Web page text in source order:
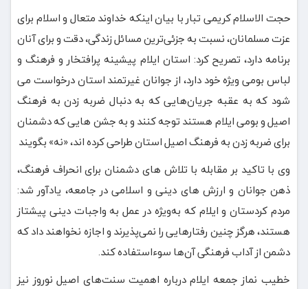
حجت الاسلام کریمی تبار با بیان اینکه خداوند متعال و اسلام برای
عزت مسلمانان، نسبت به جزئی‌ترین مسائل زندگی، دقت و برای آنان
برنامه دارد، تصریح کرد: استان ایلام پیشینه پرافتخار و فرهنگ و
لباس بومی ویژه خود دارد، از جوانان غیرتمند استان درخواست می
شود که به عقبه جریان‌هایی که به دنبال ضربه زدن به فرهنگ
اصیل و بومی ایلام هستند توجه کنند و به جشن هایی که دشمنان
برای ضربه زدن به فرهنگ اصیل استان طراحی کرده اند، «نه» بگویند
وی با تاکید بر مقابله با تلاش های دشمنان برای انحراف فرهنگ،
ذهن جوانان و ارزش های دینی و اسلامی در جامعه، یادآور شد:
مردم کردستان و ایلام که به‌ویژه در عمل به واجبات دینی پیشتاز
هستند، هرگز چنین رفتارهایی را نمی‌پذیرند و اجازه نخواهند داد که
دشمن از آداب فرهنگی آن‌ها سوءاستفاده کند.
خطیب نماز جمعه ایلام درباره اهمیت سنت‌های اصیل نوروز نیز